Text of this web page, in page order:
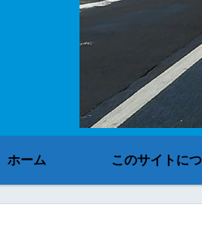
ホーム このサイトに